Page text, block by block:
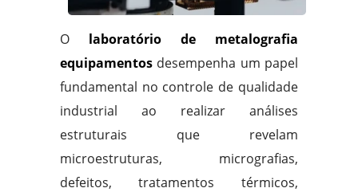
O laboratório de metalografia
equipamentosdesempenha um papel
fundamental no controle de qualidade
industrial ao realizar análises
estruturais que revelam
microestruturas, micrografias,
defeitos, tratamentos térmicos,